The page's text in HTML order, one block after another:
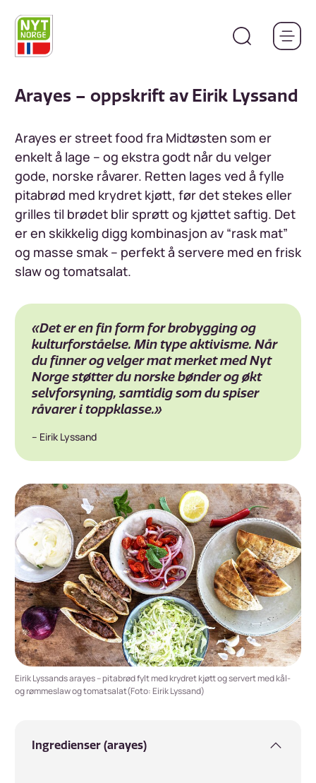
hovedinnhold
Arayes – oppskrift av Eirik Lyssand
Arayes er street food fra Midtøsten som er
enkelt å lage – og ekstra godt når du velger
gode, norske råvarer. Retten lages ved å fylle
pitabrød med krydret kjøtt, før det stekes eller
grilles til brødet blir sprøtt og kjøttet saftig. Det
er en skikkelig digg kombinasjon av “rask mat”
og masse smak – perfekt å servere med en frisk
slaw og tomatsalat.
«Det er en fin form for brobygging og
kulturforståelse. Min type aktivisme. Når
du finner og velger mat merket med Nyt
Norge støtter du norske bønder og økt
selvforsyning, samtidig som du spiser
råvarer i toppklasse.»
– Eirik Lyssand
Eirik Lyssands arayes – pitabrød fylt med krydret kjøtt og servert med kål-
og rømmeslaw og tomatsalat(Foto: Eirik Lyssand)
Ingredienser (arayes)